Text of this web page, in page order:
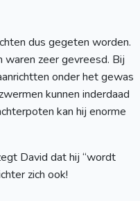
dus gegeten worden.
waren zeer gevreesd. Bij
onder het gewas
kunnen inderdaad
kan hij enorme
David dat hij “wordt
zich ook!